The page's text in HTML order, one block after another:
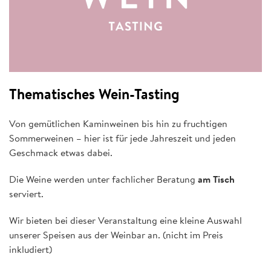
Thematisches Wein-Tasting
Von gemütlichen Kaminweinen bis hin zu fruchtigen
Sommerweinen – hier ist für jede Jahreszeit und jeden
Geschmack etwas dabei.
Die Weine werden unter fachlicher Beratung am Tisch
serviert.
Wir bieten bei dieser Veranstaltung eine kleine Auswahl
unserer Speisen aus der Weinbar an. (nicht im Preis
inkludiert)